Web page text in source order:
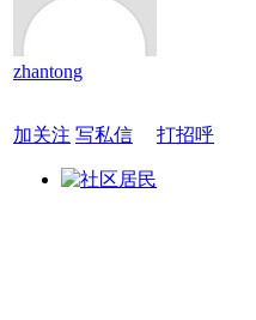
zhantong
加关注 写私信 打招呼